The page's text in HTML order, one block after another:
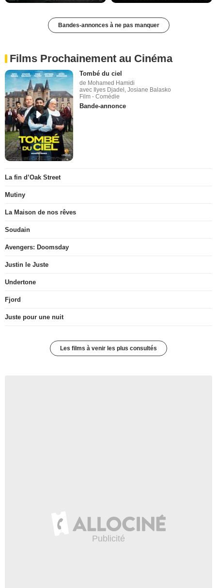
Bandes-annonces à ne pas manquer
Films Prochainement au Cinéma
Tombé du ciel
de Mohamed Hamidi
avec Ilyes Djadel, Josiane Balasko
Film - Comédie
Bande-annonce
La fin d’Oak Street
Mutiny
La Maison de nos rêves
Soudain
Avengers: Doomsday
Justin le Juste
Undertone
Fjord
Juste pour une nuit
Les films à venir les plus consultés